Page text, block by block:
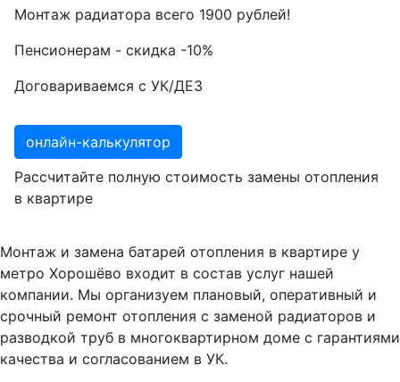
Монтаж радиатора всего 1900 рублей!
Пенсионерам - скидка -10%
Договариваемся с УК/ДЕЗ
онлайн-калькулятор
Рассчитайте полную стоимость замены отопления
в квартире
Монтаж и замена батарей отопления в квартире у
метро Хорошёво входит в состав услуг нашей
компании. Мы организуем плановый, оперативный и
срочный ремонт отопления с заменой радиаторов и
разводкой труб в многоквартирном доме с гарантиями
качества и согласованием в УК.